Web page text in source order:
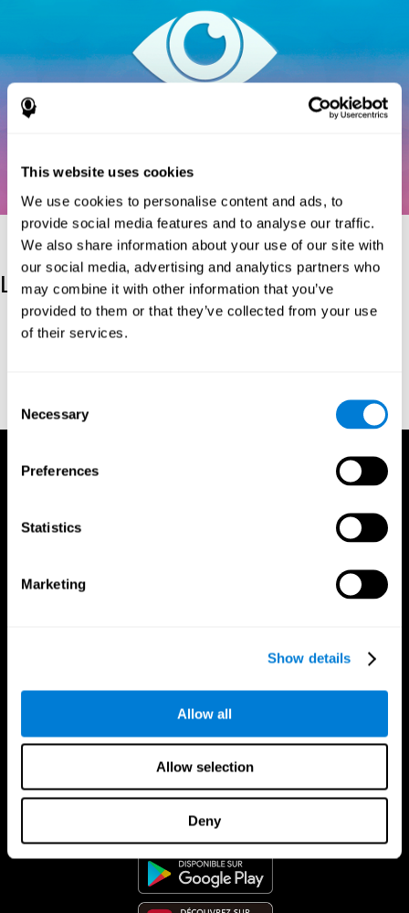
This website uses cookies
We use cookies to personalise content and ads, to
provide social media features and to analyse our traffic.
We also share information about your use of our site with
our social media, advertising and analytics partners who
may combine it with other information that you’ve
provided to them or that they’ve collected from your use
of their services.
Selection
Necessary
Preferences
Statistics
Marketing
Show details
Allow all
Allow selection
Deny
Les références
Kaplan, E., Goodglass, H., Weintraub, S. (1983). Boston Naming
Test. Philadelphia: Lea & Febiger.
TX: Psychological Corporation.